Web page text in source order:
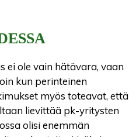
ei ole vain hätävara, vaan
kun perinteinen
myös toteavat, että
lievittää pk-yritysten
olisi enemmän